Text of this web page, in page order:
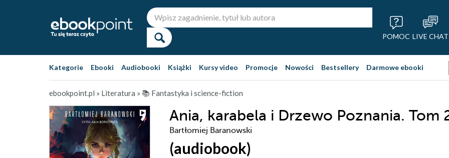
POMOC LIVE CHAT
Kategorie Ebooki Audiobooki Książki Kursy video Promocje Nowości Bestsellery Darmowe ebooki
ebookpoint.pl » Literatura » 📚 Fantastyka i science-fiction
Ania, karabela i Drzewo Poznania. Tom
Bartłomiej Baranowski
(audiobook)